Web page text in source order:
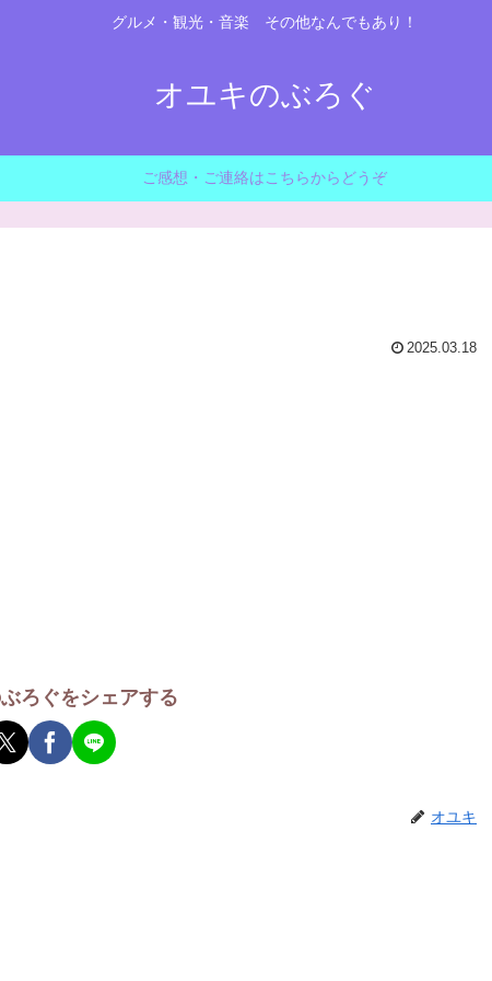
グルメ・観光・音楽 その他なんでもあり！
オユキのぶろぐ
ご感想・ご連絡はこちらからどうぞ
2025.03.18
ろぐをシェアする
オユキ